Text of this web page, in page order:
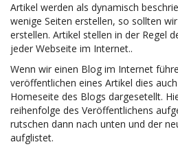
Artikel werden als dynamisch
wenige Seiten erstellen, so sollten
erstellen. Artikel stellen in der Regel
jeder Webseite im Internet..
Wenn wir einen Blog im Internet
veröffentlichen eines Artikel dies
Homeseite des Blogs dargesetellt.
reihenfolge des Veröffentlichens
rutschen dann nach unten und der
aufglistet.